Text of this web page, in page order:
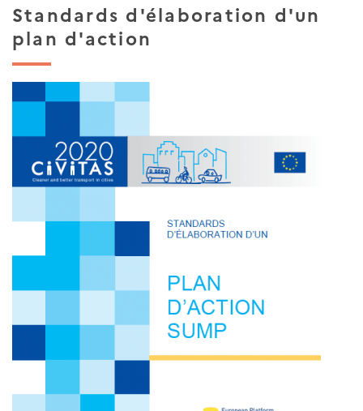
Standards d'élaboration d'un
plan d'action